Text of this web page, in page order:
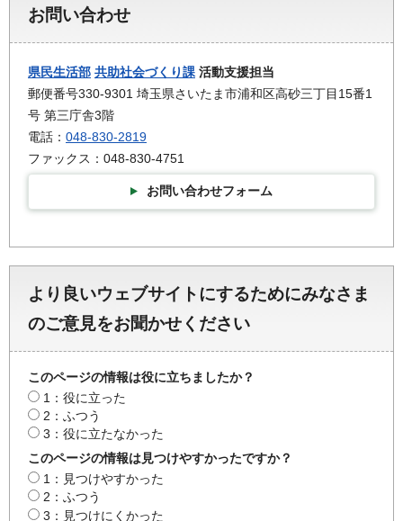
お問い合わせ
県民生活部 共助社会づくり課 活動支援担当
郵便番号330-9301 埼玉県さいたま市浦和区高砂三丁目15番1
号 第三庁舎3階
電話： 048-830-2819
ファックス：048-830-4751
お問い合わせフォーム
より良いウェブサイトにするためにみなさま
のご意見をお聞かせください
このページの情報は役に立ちましたか？
1：役に立った
2：ふつう
3：役に立たなかった
このページの情報は見つけやすかったですか？
1：見つけやすかった
2：ふつう
3：見つけにくかった